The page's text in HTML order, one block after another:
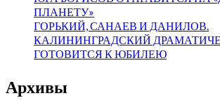
ПЛАНЕТУ»
ГОРЬКИЙ, САНАЕВ И ДАНИЛОВ.
КАЛИНИНГРАДСКИЙ
ГОТОВИТСЯ К ЮБИЛЕЮ
Архивы